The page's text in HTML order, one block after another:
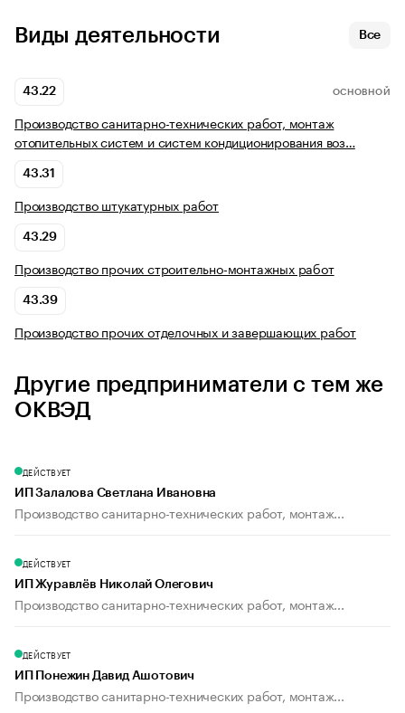
Виды деятельности Все
43.22 ОСНОВНОЙ
Производство санитарно-технических работ, монтаж
отопительных систем и систем кондиционирования воз…
43.31
Производство штукатурных работ
43.29
Производство прочих строительно-монтажных работ
43.39
Производство прочих отделочных и завершающих работ
Другие предприниматели с тем же
ОКВЭД
ДЕЙСТВУЕТ
ИП Залалова Светлана Ивановна
Производство санитарно-технических работ, монтаж...
ДЕЙСТВУЕТ
ИП Журавлёв Николай Олегович
Производство санитарно-технических работ, монтаж...
ДЕЙСТВУЕТ
ИП Понежин Давид Ашотович
Производство санитарно-технических работ, монтаж...